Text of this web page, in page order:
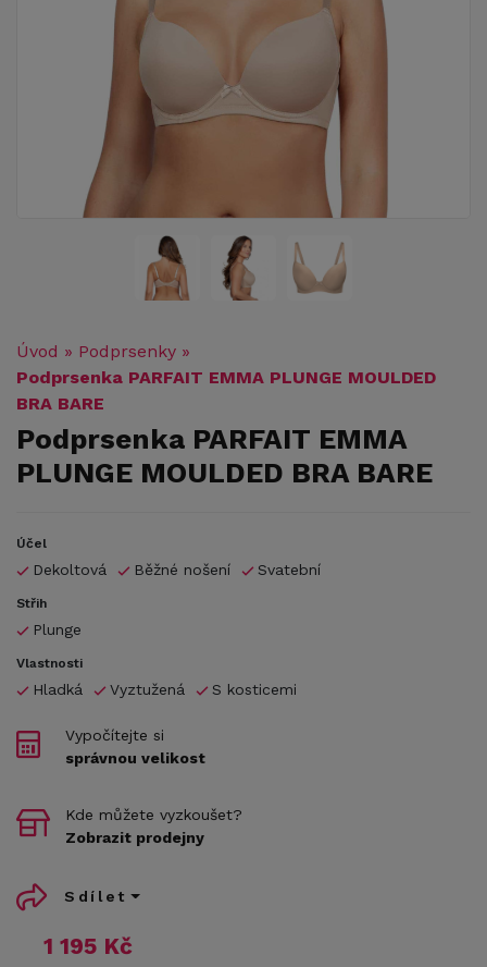
Úvod » Podprsenky »
Podprsenka PARFAIT EMMA PLUNGE MOULDED
BRA BARE
Podprsenka PARFAIT EMMA
PLUNGE MOULDED BRA BARE
Účel
Dekoltová Běžné nošení Svatební
Střih
Plunge
Vlastnosti
Hladká Vyztužená S kosticemi
1 195 Kč
Vypočítejte si
správnou velikost
Kde můžete vyzkoušet?
Zobrazit prodejny
Sdílet